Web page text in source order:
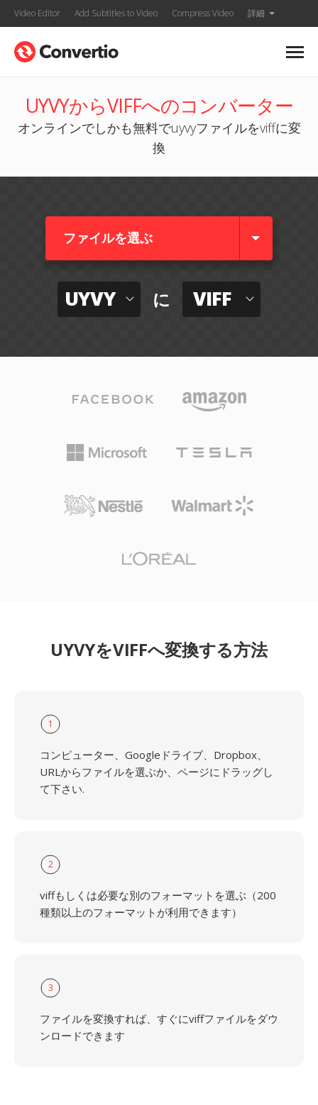
Video Editor Add Subtitles to Video Compress Video 詳細
UYVYからVIFFへのコンバーター
オンラインでしかも無料でuyvyファイルをviffに変
換
ファイルを選ぶ
UYVY に VIFF
UYVYをVIFFへ変換する方法
1
コンピューター、Googleドライブ、Dropbox、
URLからファイルを選ぶか、ページにドラッグし
て下さい.
2
viffもしくは必要な別のフォーマットを選ぶ（200
種類以上のフォーマットが利用できます）
3
ファイルを変換すれば、すぐにviffファイルをダウ
ンロードできます